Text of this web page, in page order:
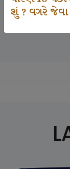
શું ? વગરે જેવા